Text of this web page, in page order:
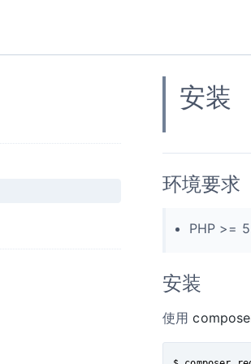
安装
环境要求
PHP >=
安装
使用